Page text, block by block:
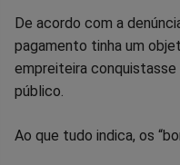
De acordo com a
pagamento tinha um
empreiteira
público.
Ao que tudo indica, os